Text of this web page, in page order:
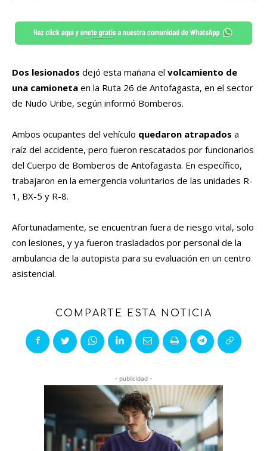
Dos lesionados dejó esta mañana el volcamiento de
una camioneta en la Ruta 26 de Antofagasta, en el sector
de Nudo Uribe, según informó Bomberos.
Ambos ocupantes del vehículo quedaron atrapados a
raíz del accidente, pero fueron rescatados por funcionarios
del Cuerpo de Bomberos de Antofagasta. En específico,
trabajaron en la emergencia voluntarios de las unidades R-
1, BX-5 y R-8.
Afortunadamente, se encuentran fuera de riesgo vital, solo
con lesiones, y ya fueron trasladados por personal de la
ambulancia de la autopista para su evaluación en un centro
asistencial.
COMPARTE ESTA NOTICIA
- publicidad -